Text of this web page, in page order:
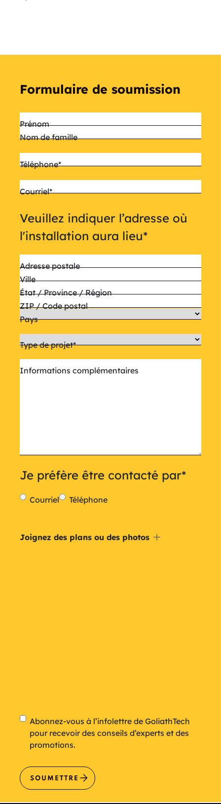
Formulaire de soumission
Nom*
Prénom
Nom de famille
Téléphone*
Courriel*
Veuillez indiquer l’adresse où
l'installation aura lieu*
Adresse postale
Ville
État / Province / Région
ZIP / Code postal
Pays
Type de projet*
Informations complémentaires
Je préfère être contacté par*
Courriel Téléphone
Inclure
Joignez des plans ou des photos
Newsletter
Abonnez-vous à l’infolettre de GoliathTech
pour recevoir des conseils d’experts et des
promotions.
SOUMETTRE